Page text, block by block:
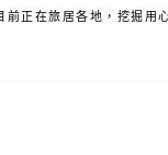
正在旅居各地，挖掘用